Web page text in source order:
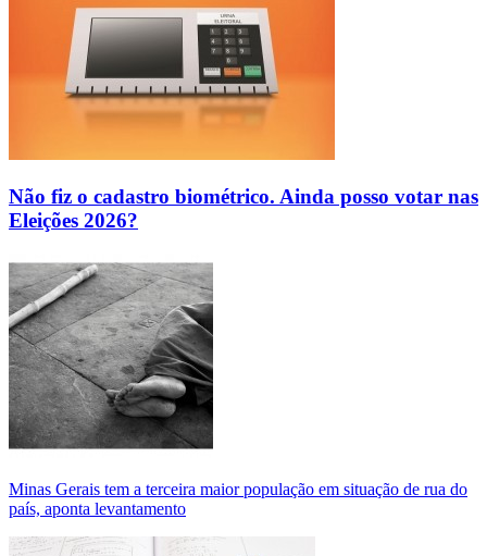
Não fiz o cadastro biométrico. Ainda posso votar nas
Eleições 2026?
Minas Gerais tem a terceira maior população em situação de rua do
país, aponta levantamento